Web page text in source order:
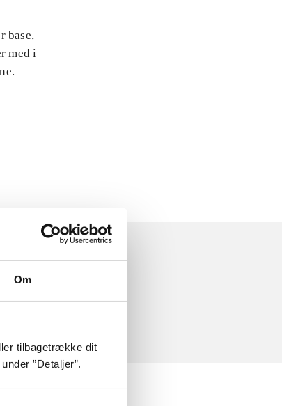
Om
tilbagetrække dit
”Detaljer”.
base,
med i